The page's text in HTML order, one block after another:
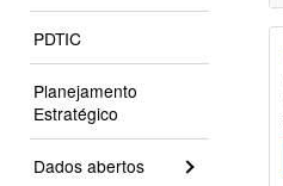
PDTIC
Planejamento
Estratégico
Dados abertos